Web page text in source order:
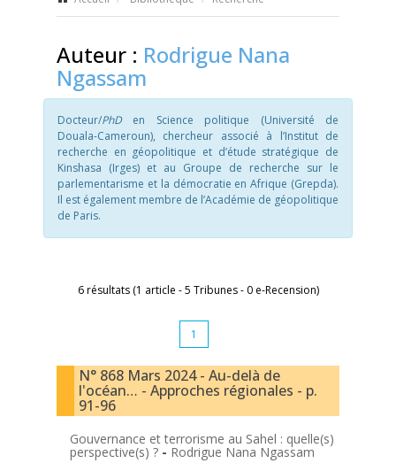
Auteur : Rodrigue Nana
Ngassam
Docteur/PhDen Science politique (Université de
Douala-Cameroun), chercheur associé à l’Institut de
recherche en géopolitique et d’étude stratégique de
Kinshasa (Irges) et au Groupe de recherche sur le
parlementarisme et la démocratie en Afrique (Grepda).
Il est également membre de l’Académie de géopolitique
de Paris.
6 résultats (1 article - 5 Tribunes - 0 e-Recension)
1
N° 868 Mars 2024 - Au-delà de
l'océan… - Approches régionales - p.
91-96
Gouvernance et terrorisme au Sahel : quelle(s)
perspective(s) ? - Rodrigue Nana Ngassam